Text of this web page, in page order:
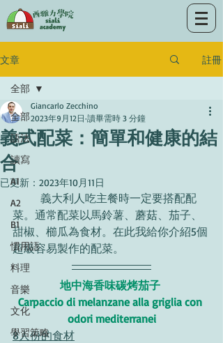
文章 註冊
全部
語法
讀寫
A1
A2
B1
慣用語
料理
音樂
文化
學習策略
全部
義式配菜：簡單和健康的結
合
Giancarlo Zecchino
2023年9月12日 讀畢需時 3 分鐘
已更新： 2023年10月11日
	義大利人吃主餐時一定要搭配配
菜。通常配菜以馬鈴薯、蘑菇、茄子、
甜椒、櫛瓜為食材。在此我給你介紹5個
超級容易製作的配菜。
地中海香味碳烤茄子
Carpaccio di melanzane alla griglia con
odori mediterranei
8人份的食材